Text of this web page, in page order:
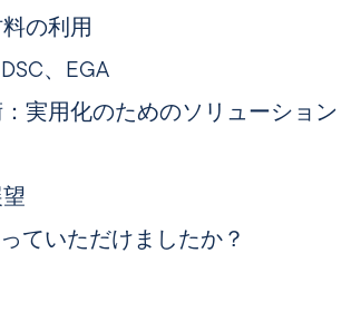
の利用
、EGA
実用化のためのソリューション
ていただけましたか？